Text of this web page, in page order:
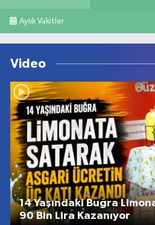
Aylık Vakitler
Video
14 Yaşındaki Buğra
90 Bin Lira Kazanıyor